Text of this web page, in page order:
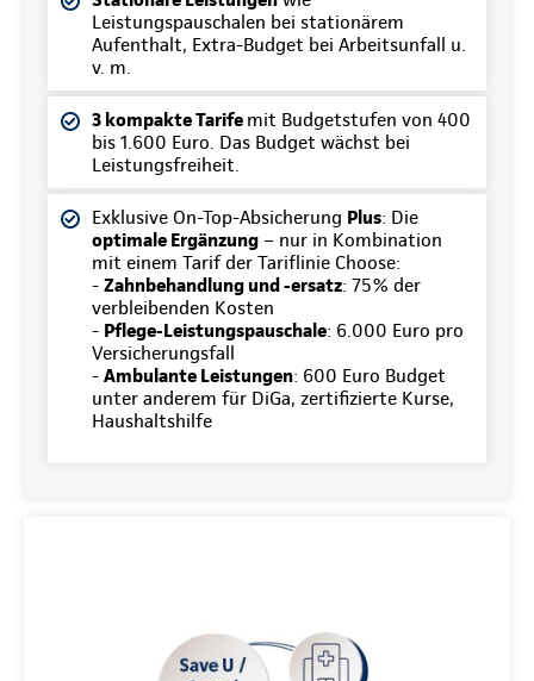
Leistungspauschalen bei stationärem
Aufenthalt, Extra-Budget bei Arbeitsunfall u.
v. m.
3 kompakte Tarife mit Budgetstufen von 400
bis 1.600 Euro. Das Budget wächst bei
Leistungsfreiheit.
Exklusive On-Top-Absicherung Plus: Die
optimale Ergänzung – nur in Kombination
mit einem Tarif der Tariflinie Choose:
- Zahnbehandlung und -ersatz: 75% der
verbleibenden Kosten
- Pflege-Leistungspauschale: 6.000 Euro pro
Versicherungsfall
- Ambulante Leistungen: 600 Euro Budget
unter anderem für DiGa, zertifizierte Kurse,
Haushaltshilfe